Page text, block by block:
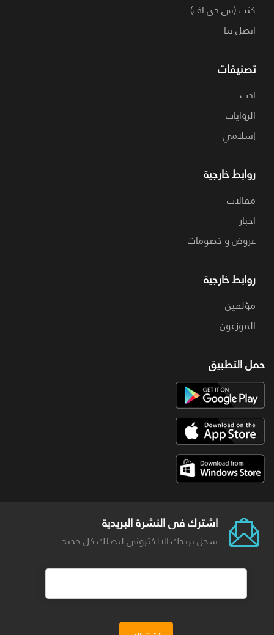
كتب (بي دي اف)
اتصل بنا
تصنيفات
ادب
الروايات
إسلامي
روابط خارجية
مقالات
اخبار
عروض و خصومات
روابط خارجية
مؤلفين
الموزعون
حمل التطبيق
اشترك فى النشرة البريدية
سجل بريدك الالكترونى ليصلك كل جديد